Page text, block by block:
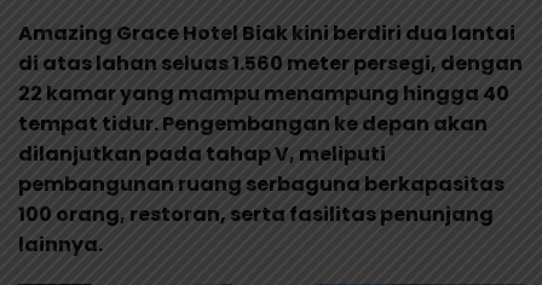
Amazing Grace Hotel Biak kini berdiri dua lantai
di atas lahan seluas 1.560 meter persegi, dengan
22 kamar yang mampu menampung hingga 40
tempat tidur. Pengembangan ke depan akan
dilanjutkan pada tahap V, meliputi
pembangunan ruang serbaguna berkapasitas
100 orang, restoran, serta fasilitas penunjang
lainnya.